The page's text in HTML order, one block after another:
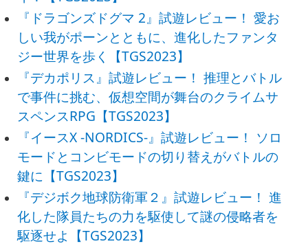
『ドラゴンズドグマ 2』試遊レビュー！ 愛お
しい我がポーンとともに、進化したファンタ
ジー世界を歩く【TGS2023】
『デカポリス』試遊レビュー！ 推理とバトル
で事件に挑む、仮想空間が舞台のクライムサ
スペンスRPG【TGS2023】
『イースX -NORDICS-』試遊レビュー！ ソロ
モードとコンビモードの切り替えがバトルの
鍵に【TGS2023】
『デジボク地球防衛軍２』試遊レビュー！ 進
化した隊員たちの力を駆使して謎の侵略者を
駆逐せよ【TGS2023】